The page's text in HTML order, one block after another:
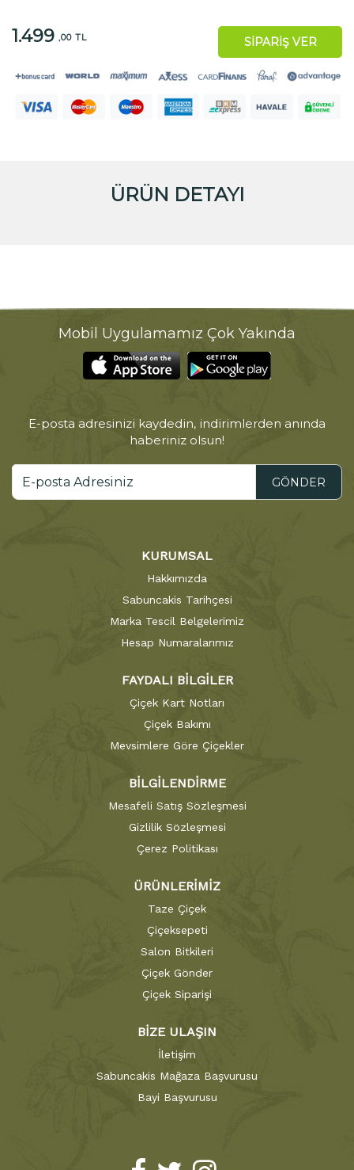
1.499 ,00 TL SİPARİŞ VER
ÜRÜN DETAYI
Mobil Uygulamamız Çok Yakında
E-posta adresinizi kaydedin, indirimlerden anında
haberiniz olsun!
GÖNDER
KURUMSAL
Hakkımızda
Sabuncakis Tarihçesi
Marka Tescil Belgelerimiz
Hesap Numaralarımız
FAYDALI BİLGİLER
Çiçek Kart Notları
Çiçek Bakımı
Mevsimlere Göre Çiçekler
BİLGİLENDİRME
Mesafeli Satış Sözleşmesi
Gizlilik Sözleşmesi
Çerez Politikası
ÜRÜNLERİMİZ
Taze Çiçek
Çiçeksepeti
Salon Bitkileri
Çiçek Gönder
Çiçek Siparişi
BİZE ULAŞIN
İletişim
Sabuncakis Mağaza Başvurusu
Bayi Başvurusu